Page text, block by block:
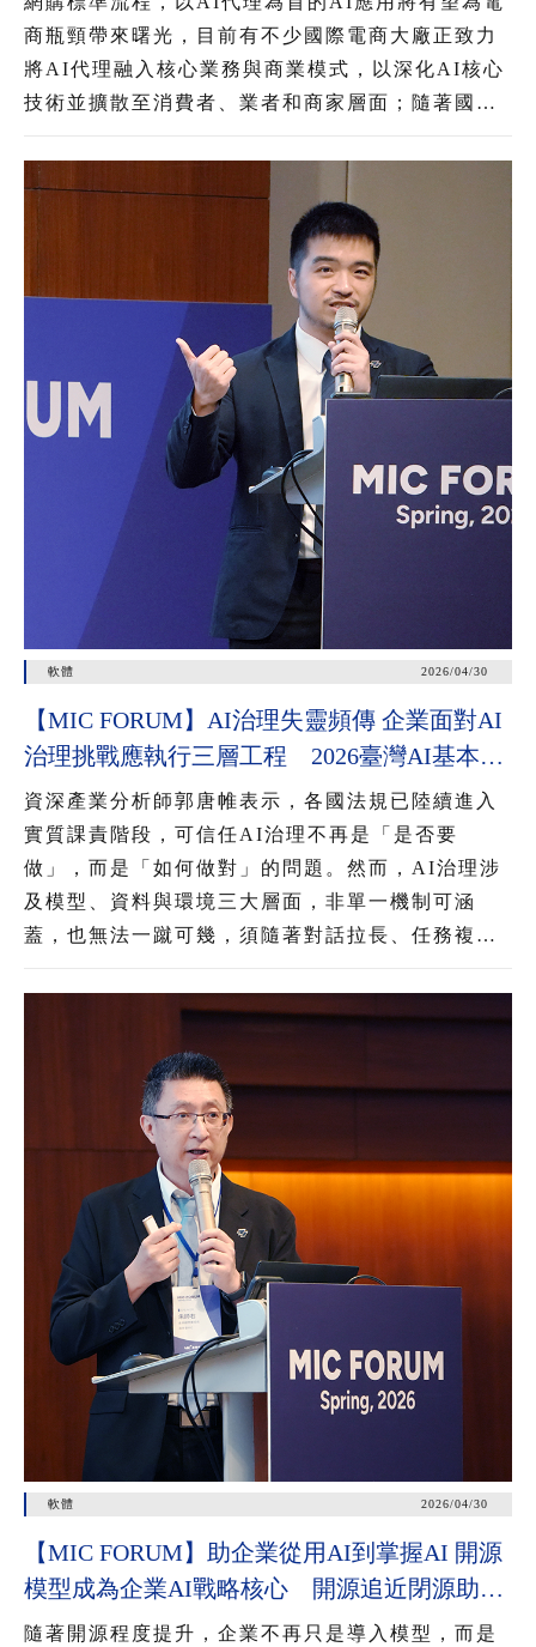
商瓶頸帶來曙光，目前有不少國際電商大廠正致力
將AI代理融入核心業務與商業模式，以深化AI核心
技術並擴散至消費者、業者和商家層面；隨著國內
共識。
軟體 2026/04/30
【MIC FORUM】AI治理失靈頻傳 企業面對AI
治理挑戰應執行三層工程 2026臺灣AI基本法
上路 企業應把握2年布局治理能力
資深產業分析師郭唐帷表示，各國法規已陸續進入
實質課責階段，可信任AI治理不再是「是否要
做」，而是「如何做對」的問題。然而，AI治理涉
及模型、資料與環境三大層面，非單一機制可涵
蓋，也無法一蹴可幾，須隨著對話拉長、任務複雜
軟體 2026/04/30
【MIC FORUM】助企業從用AI到掌握AI 開源
模型成為企業AI戰略核心 開源追近閉源助垂
直領域加速導入 治理機制為長遠發展關鍵
隨著開源程度提升，企業不再只是導入模型，而是